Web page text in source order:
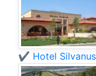
✔️ Hotel